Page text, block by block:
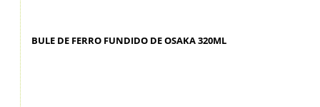
BULE DE FERRO FUNDIDO DE OSAKA 320ML